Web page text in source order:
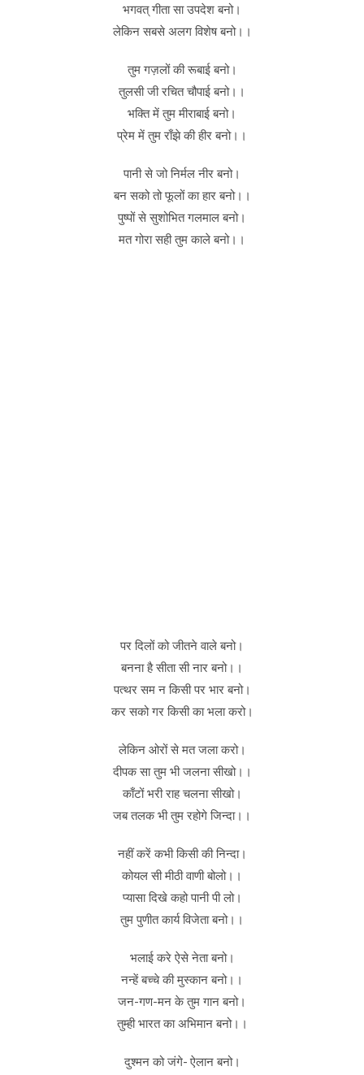
भगवत् गीता सा उपदेश बनो।
लेकिन सबसे अलग विशेष बनो।।
तुम गज़लों की रूबाई बनो।
तुलसी जी रचित चौपाई बनो।।
भक्ति में तुम मीराबाई बनो।
प्रेम में तुम राँझे की हीर बनो।।
पानी से जो निर्मल नीर बनो।
बन सको तो फूलों का हार बनो।।
पुष्पों से सुशोभित गलमाल बनो।
मत गोरा सही तुम काले बनो।।
पर दिलों को जीतने वाले बनो।
बनना है सीता सी नार बनो।।
पत्थर सम न किसी पर भार बनो।
कर सको गर किसी का भला करो।
लेकिन ओरों से मत जला करो।
दीपक सा तुम भी जलना सीखो।।
काँटों भरी राह चलना सीखो।
जब तलक भी तुम रहोगे जिन्दा।।
नहीं करें कभी किसी की निन्दा।
कोयल सी मीठी वाणी बोलो।।
प्यासा दिखे कहो पानी पी लो।
तुम पुणीत कार्य विजेता बनो।।
भलाई करे ऐसे नेता बनो।
नन्हें बच्चे की मुस्कान बनो।।
जन-गण-मन के तुम गान बनो।
तुम्ही भारत का अभिमान बनो।।
दुश्मन को जंगे- ऐलान बनो।